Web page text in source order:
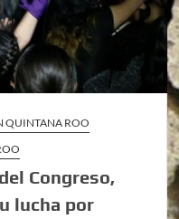
QUINTANA ROO
Congreso,
lucha por